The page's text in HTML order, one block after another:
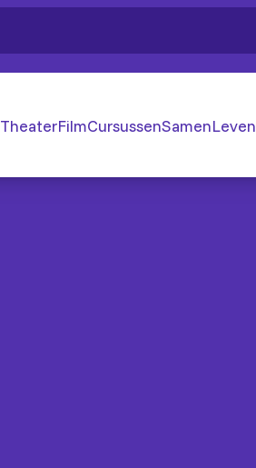
TheaterFilmCursussenSamenLeven